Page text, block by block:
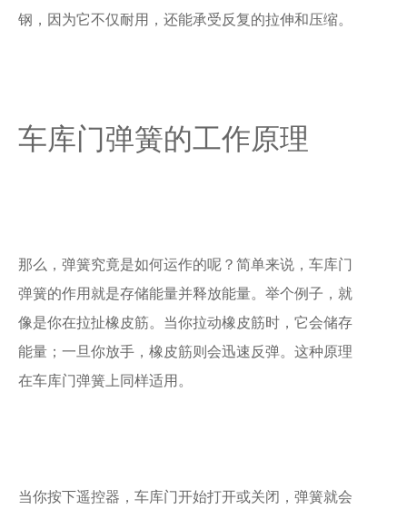
钢，因为它不仅耐用，还能承受反复的拉伸和压缩。
车库门弹簧的工作原理
那么，弹簧究竟是如何运作的呢？简单来说，车库门
弹簧的作用就是存储能量并释放能量。举个例子，就
像是你在拉扯橡皮筋。当你拉动橡皮筋时，它会储存
能量；一旦你放手，橡皮筋则会迅速反弹。这种原理
在车库门弹簧上同样适用。
当你按下遥控器，车库门开始打开或关闭，弹簧就会